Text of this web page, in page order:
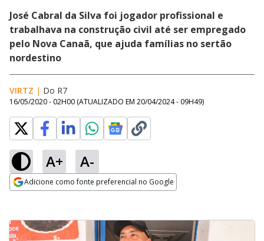
José Cabral da Silva foi jogador profissional e
trabalhava na construção civil até ser empregado
pelo Nova Canaã, que ajuda famílias no sertão
nordestino
VIRTZ | Do R7
16/05/2020 - 02H00 (ATUALIZADO EM 20/04/2024 - 09H49)
A+ A-
Adicione como fonte preferencial no Google